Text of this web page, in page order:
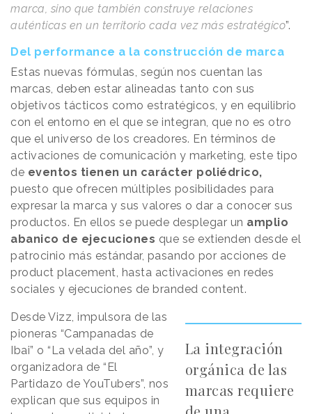
marca, sino que también construye relaciones
auténticas en un territorio cada vez más estratégico”.
Del performance a la construcción de marca
Estas nuevas fórmulas, según nos cuentan las
marcas, deben estar alineadas tanto con sus
objetivos tácticos como estratégicos, y en equilibrio
con el entorno en el que se integran, que no es otro
que el universo de los creadores. En términos de
activaciones de comunicación y marketing, este tipo
de eventos tienen un carácter poliédrico,
puesto que ofrecen múltiples posibilidades para
expresar la marca y sus valores o dar a conocer sus
productos. En ellos se puede desplegar un amplio
abanico de ejecuciones que se extienden desde el
patrocinio más estándar, pasando por acciones de
product placement, hasta activaciones en redes
sociales y ejecuciones de branded content.
La integración
orgánica de las
marcas requiere
Desde Vizz, impulsora de las
pioneras “Campanadas de
Ibai” o “La velada del año”, y
organizadora de “El
Partidazo de YouTubers”, nos
explican que sus equipos in